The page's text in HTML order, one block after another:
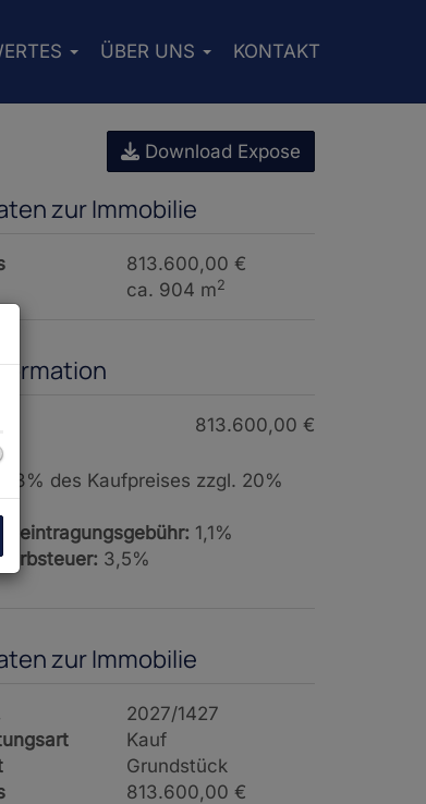
ÜBER UNS KONTAKT
Download Expose
zur Immobilie
813.600,00 €
ca. 904 m2
813.600,00 €
3% des Kaufpreises zzgl. 20%
1,1%
3,5%
zur Immobilie
2027/1427
Kauf
Grundstück
813.600,00 €